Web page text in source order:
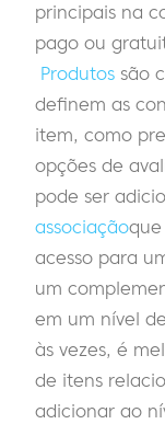
principais na
pago ou
Produtos são
definem as
item, como
opções de
pode ser
associaçãoque
acesso para
um
em um nível
às vezes, é
de itens
adicionar ao